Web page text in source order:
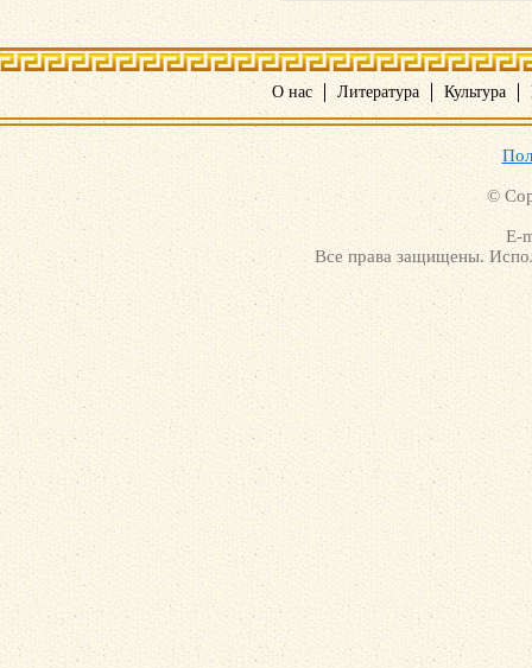
О нас Литература Культура
©
E-
Все права защищены.